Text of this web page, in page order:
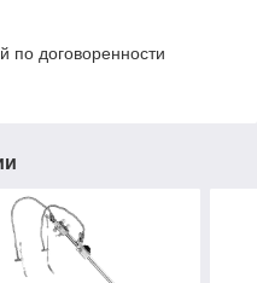
по договоренности